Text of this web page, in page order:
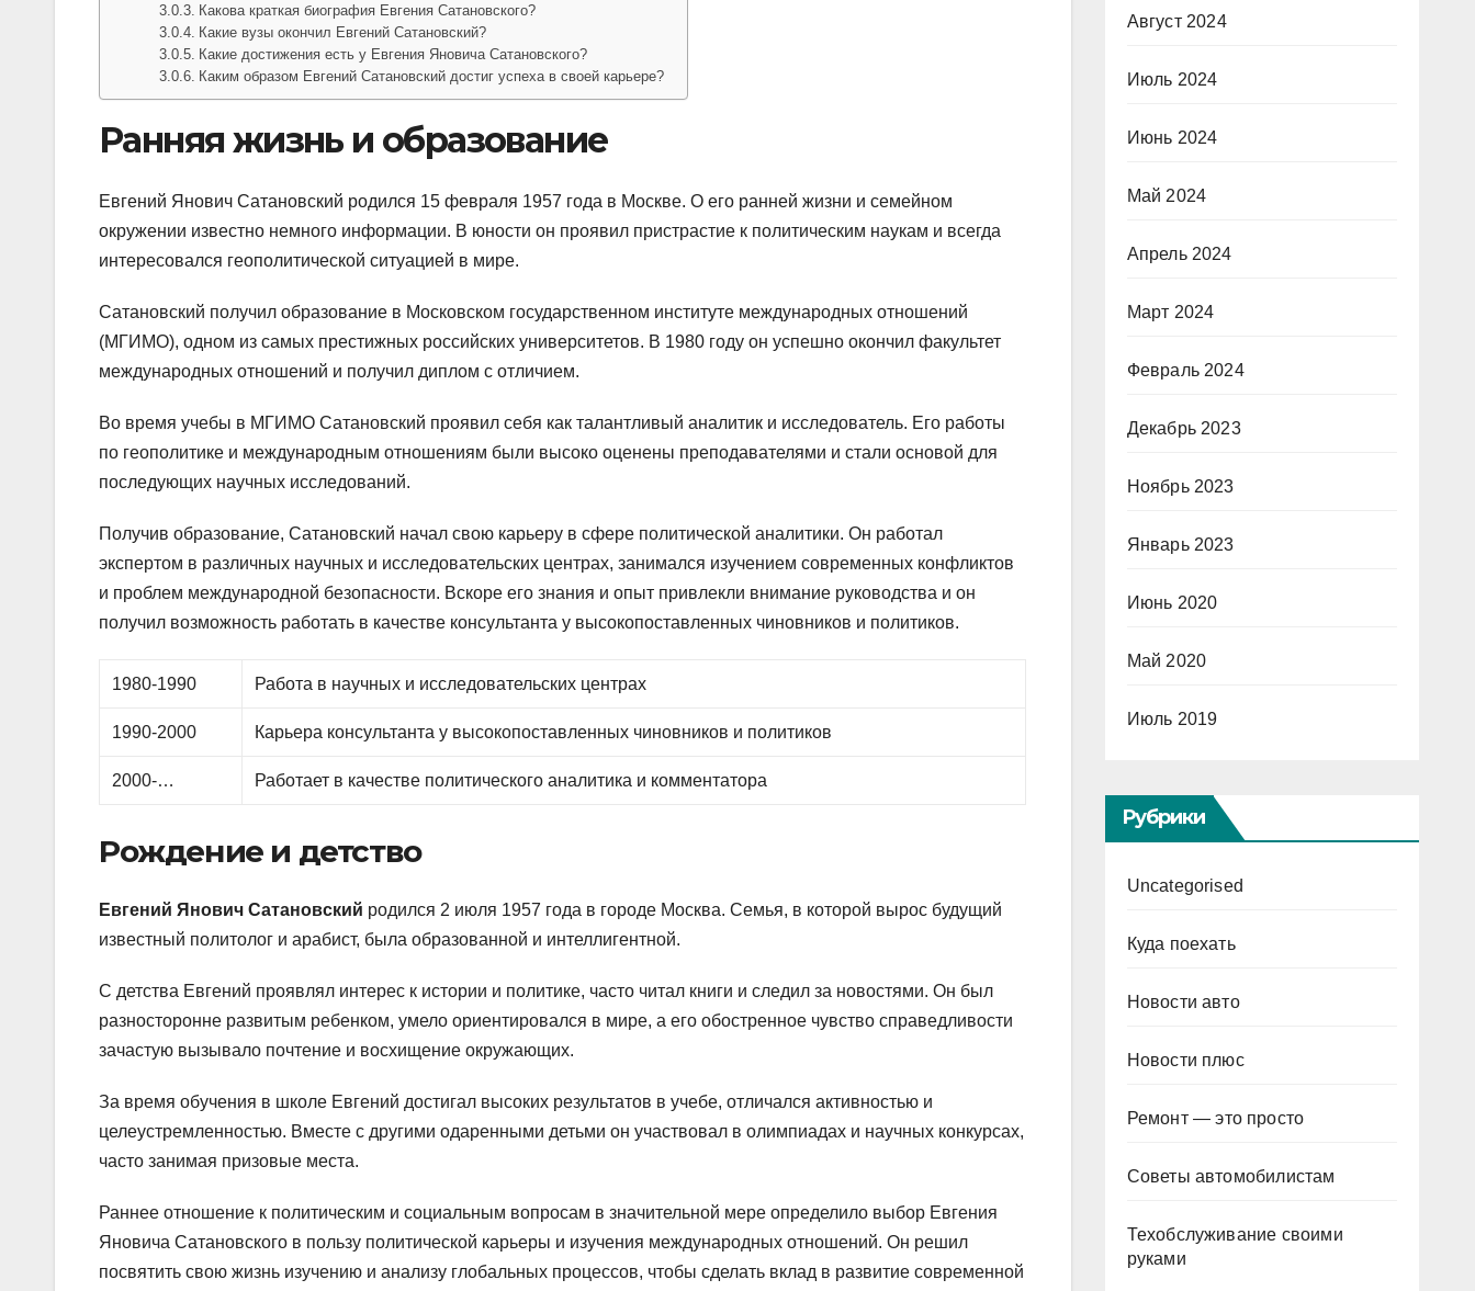
Какова краткая биография Евгения Сатановского?
Какие вузы окончил Евгений Сатановский?
Какие достижения есть у Евгения Яновича Сатановского?
Каким образом Евгений Сатановский достиг успеха в своей карьере?
Ранняя жизнь и образование
Евгений Янович Сатановский родился 15 февраля 1957 года в Москве. О его ранней жизни и семейном
окружении известно немного информации. В юности он проявил пристрастие к политическим наукам и всегда
интересовался геополитической ситуацией в мире.
Сатановский получил образование в Московском государственном институте международных отношений
(МГИМО), одном из самых престижных российских университетов. В 1980 году он успешно окончил факультет
международных отношений и получил диплом с отличием.
Во время учебы в МГИМО Сатановский проявил себя как талантливый аналитик и исследователь. Его работы
по геополитике и международным отношениям были высоко оценены преподавателями и стали основой для
последующих научных исследований.
Получив образование, Сатановский начал свою карьеру в сфере политической аналитики. Он работал
экспертом в различных научных и исследовательских центрах, занимался изучением современных конфликтов
и проблем международной безопасности. Вскоре его знания и опыт привлекли внимание руководства и он
получил возможность работать в качестве консультанта у высокопоставленных чиновников и политиков.
1980-1990 Работа в научных и исследовательских центрах
1990-2000 Карьера консультанта у высокопоставленных чиновников и политиков
2000-… Работает в качестве политического аналитика и комментатора
Рождение и детство
Евгений Янович Сатановский родился 2 июля 1957 года в городе Москва. Семья, в которой вырос будущий
известный политолог и арабист, была образованной и интеллигентной.
С детства Евгений проявлял интерес к истории и политике, часто читал книги и следил за новостями. Он был
разносторонне развитым ребенком, умело ориентировался в мире, а его обостренное чувство справедливости
зачастую вызывало почтение и восхищение окружающих.
За время обучения в школе Евгений достигал высоких результатов в учебе, отличался активностью и
целеустремленностью. Вместе с другими одаренными детьми он участвовал в олимпиадах и научных конкурсах,
часто занимая призовые места.
Раннее отношение к политическим и социальным вопросам в значительной мере определило выбор Евгения
Яновича Сатановского в пользу политической карьеры и изучения международных отношений. Он решил
посвятить свою жизнь изучению и анализу глобальных процессов, чтобы сделать вклад в развитие современной
Август 2024
Июль 2024
Июнь 2024
Май 2024
Апрель 2024
Март 2024
Февраль 2024
Декабрь 2023
Ноябрь 2023
Январь 2023
Июнь 2020
Май 2020
Июль 2019
Рубрики
Uncategorised
Куда поехать
Новости авто
Новости плюс
Ремонт — это просто
Советы автомобилистам
Техобслуживание своими
руками